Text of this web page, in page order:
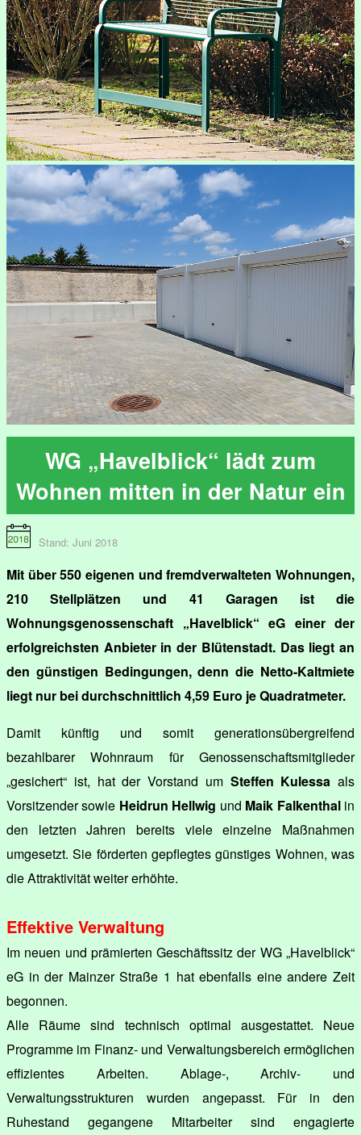
WG „Havelblick“ lädt zum
Wohnen mitten in der Natur ein
Stand: Juni 2018
Mit über 550 eigenen und fremdverwalteten Wohnungen,
210 Stellplätzen und 41 Garagen ist die
Wohnungsgenossenschaft „Havelblick“ eG einer der
erfolgreichsten Anbieter in der Blütenstadt. Das liegt an
den günstigen Bedingungen, denn die Netto-Kaltmiete
liegt nur bei durchschnittlich 4,59 Euro je Quadratmeter.
Damit künftig und somit generationsübergreifend
bezahlbarer Wohnraum für Genossenschaftsmitglieder
„gesichert“ ist, hat der Vorstand um Steffen Kulessa als
Vorsitzender sowie Heidrun Hellwig und Maik Falkenthalin
den letzten Jahren bereits viele einzelne Maßnahmen
umgesetzt. Sie förderten gepflegtes günstiges Wohnen, was
die Attraktivität weiter erhöhte.
Effektive Verwaltung
Im neuen und prämierten Geschäftssitz der WG „Havelblick“
eG in der Mainzer Straße 1 hat ebenfalls eine andere Zeit
begonnen.
Alle Räume sind technisch optimal ausgestattet. Neue
Programme im Finanz- und Verwaltungsbereich ermöglichen
effizientes Arbeiten. Ablage-, Archiv- und
Verwaltungsstrukturen wurden angepasst. Für in den
Ruhestand gegangene Mitarbeiter sind engagierte